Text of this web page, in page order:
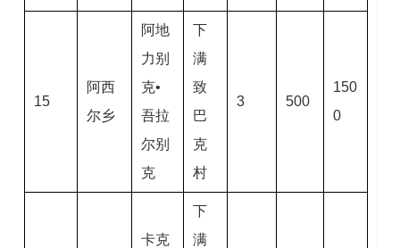
15
阿西
尔乡
阿地
力别
克•
吾拉
尔别
克
下
满
致
巴
克
村
3 500
150
0
卡克
下
满